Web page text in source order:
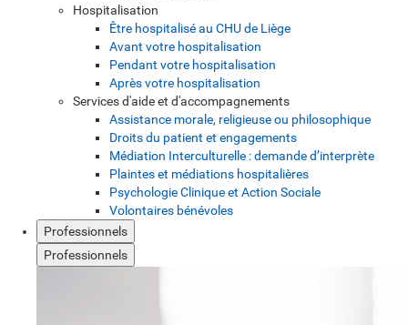
Hospitalisation
Être hospitalisé au CHU de Liège
Avant votre hospitalisation
Pendant votre hospitalisation
Après votre hospitalisation
Services d'aide et d'accompagnements
Assistance morale, religieuse ou philosophique
Droits du patient et engagements
Médiation Interculturelle : demande d’interprète
Plaintes et médiations hospitalières
Psychologie Clinique et Action Sociale
Volontaires bénévoles
Professionnels
Professionnels